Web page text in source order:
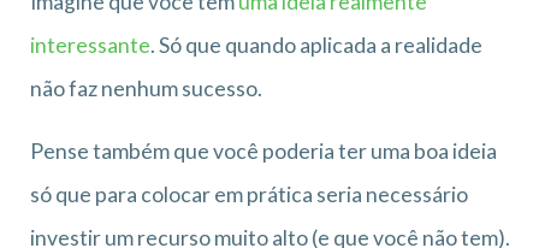
interessante. Só que quando aplicada a realidade
não faz nenhum sucesso.
Pense também que você poderia ter uma boa ideia
só que para colocar em prática seria necessário
investir um recurso muito alto (e que você não tem).